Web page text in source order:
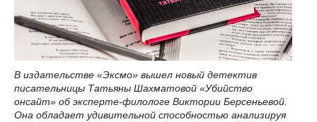
В издательстве «Эксмо» вышел новый детектив
писательницы Татьяны Шахматовой «Убийство
онсайт» об эксперте-филологе Виктории Берсеньевой.
Она обладает удивительной способностью анализируя